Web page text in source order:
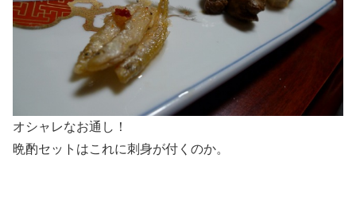
オシャレなお通し！
晩酌セットはこれに刺身が付くのか。